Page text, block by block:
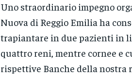
Uno straordinario impegno
Nuova di Reggio Emilia ha
trapiantare in due pazienti in
quattro reni, mentre cornee e
rispettive Banche della nostra